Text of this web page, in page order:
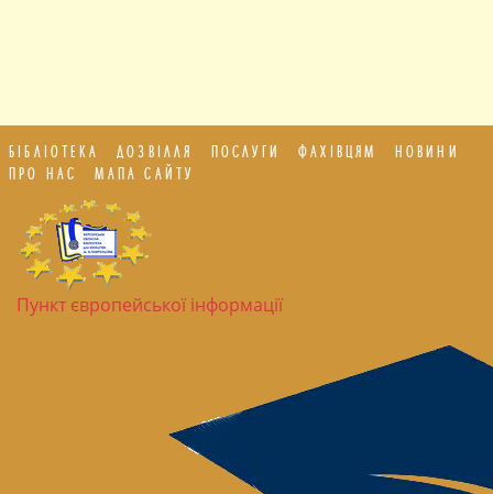
БІБЛІОТЕКА ДОЗВІЛЛЯ ПОСЛУГИ ФАХІВЦЯМ
НОВИНИ
ПРО НАС
МАПА САЙТУ
Пункт європейської інформації